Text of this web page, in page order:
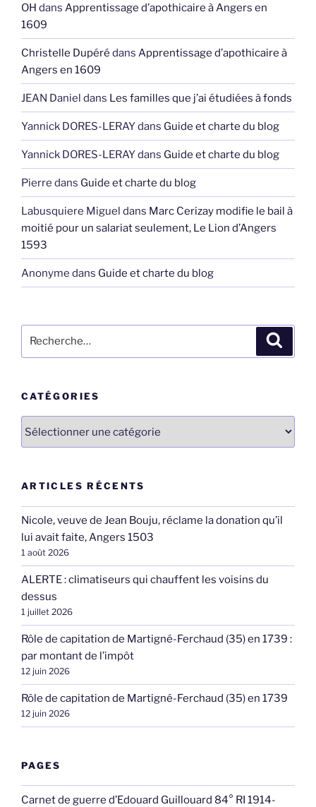
OH dans Apprentissage d’apothicaire à Angers en
1609
Christelle Dupéré dans Apprentissage d’apothicaire à
Angers en 1609
JEAN Daniel dans Les familles que j’ai étudiées à fonds
Yannick DORES-LERAYdans Guide et charte du blog
Yannick DORES-LERAYdans Guide et charte du blog
Pierre dans Guide et charte du blog
Labusquiere Miguel dans Marc Cerizay modifie le bail à
moitié pour un salariat seulement, Le Lion d’Angers
1593
Anonyme dans Guide et charte du blog
pour
CATÉGORIES
ARTICLES RÉCENTS
Nicole, veuve de Jean Bouju, réclame la donation qu’il
lui avait faite, Angers 1503
1 août 2026
ALERTE : climatiseurs qui chauffent les voisins du
dessus
1 juillet 2026
Rôle de capitation de Martigné-Ferchaud (35) en 1739 :
par montant de l’impôt
12 juin 2026
Rôle de capitation de Martigné-Ferchaud (35) en 1739
12 juin 2026
PAGES
Carnet de guerre d’Edouard Guillouard 84° RI 1914-